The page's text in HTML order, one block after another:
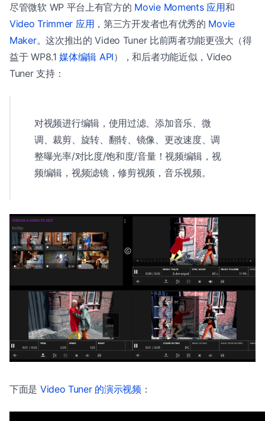
尽管微软 WP 平台上有官方的 Movie Moments 应用和
Video Trimmer 应用 ，第三方开发者也有优秀的 Movie
Maker。这次推出的 Video Tuner 比前两者功能更强大（得
益于 WP8.1媒体编辑 API），和后者功能近似，Video
Tuner 支持：
对视频进行编辑，使用过滤、添加音乐、微
调、裁剪、旋转、翻转、镜像、更改速度、调
整曝光率/对比度/饱和度/音量！视频编辑，视
频编辑，视频滤镜，修剪视频，音乐视频。
下面是 Video Tuner 的演示视频 ：